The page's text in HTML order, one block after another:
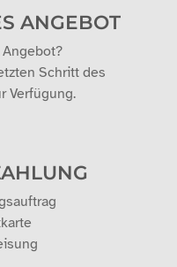
ANGEBOT
Schritt des
Verfügung.